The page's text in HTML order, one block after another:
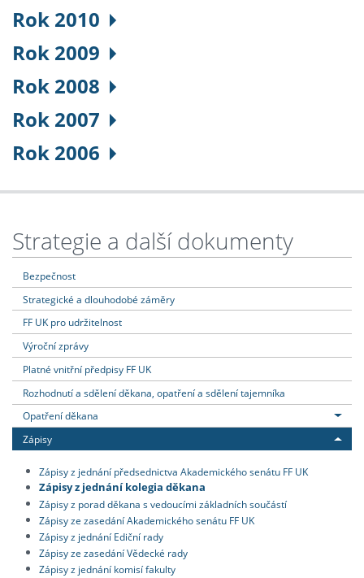
Rok 2010
Rok 2009
Rok 2008
Rok 2007
Rok 2006
Strategie a další dokumenty
Bezpečnost
Strategické a dlouhodobé záměry
FF UK pro udržitelnost
Výroční zprávy
Platné vnitřní předpisy FF UK
Rozhodnutí a sdělení děkana, opatření a sdělení tajemníka
Opatření děkana
Zápisy
Zápisy z jednání předsednictva Akademického senátu FF UK
Zápisy z jednání kolegia děkana
Zápisy z porad děkana s vedoucími základních součástí
Zápisy ze zasedání Akademického senátu FF UK
Zápisy z jednání Ediční rady
Zápisy ze zasedání Vědecké rady
Zápisy z jednání komisí fakulty